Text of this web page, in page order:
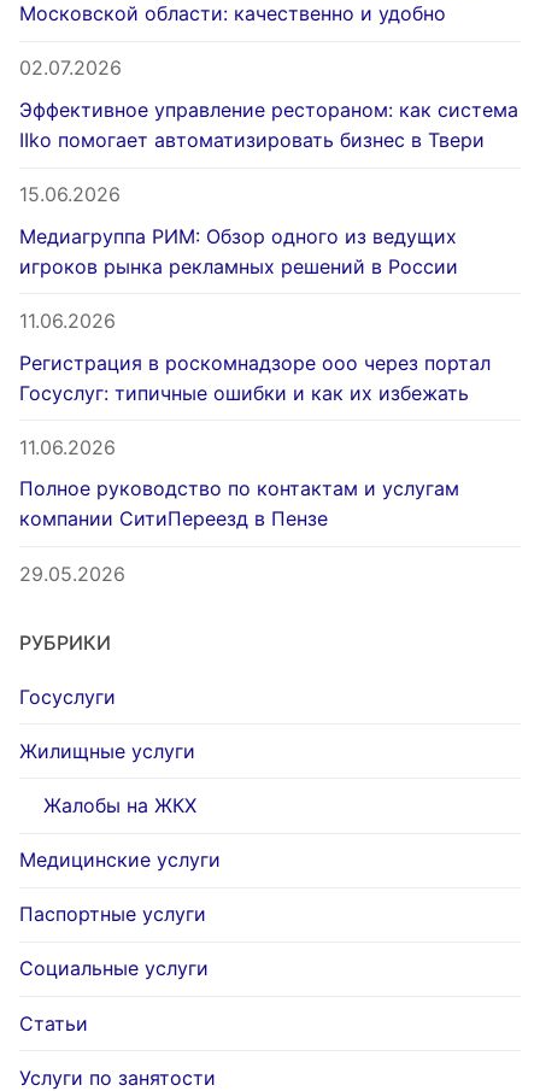
Московской области: качественно и удобно
02.07.2026
Эффективное управление рестораном: как система
IIko помогает автоматизировать бизнес в Твери
15.06.2026
Медиагруппа РИМ: Обзор одного из ведущих
игроков рынка рекламных решений в России
11.06.2026
Регистрация в роскомнадзоре ооо через портал
Госуслуг: типичные ошибки и как их избежать
11.06.2026
Полное руководство по контактам и услугам
компании СитиПереезд в Пензе
29.05.2026
РУБРИКИ
Госуслуги
Жилищные услуги
Жалобы на ЖКХ
Медицинские услуги
Паспортные услуги
Социальные услуги
Статьи
Услуги по занятости